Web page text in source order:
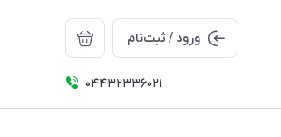
ورود / ثبت‌نام
04432336021